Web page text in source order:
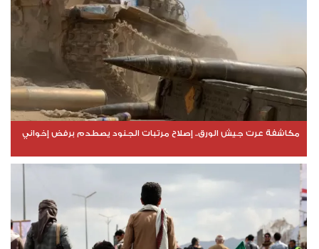
مكاشفة عرت جيش الورق.. إصلاح مرتبات الجنود يصطدم برفض إخواني